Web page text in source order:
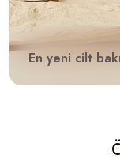
En yeni cilt